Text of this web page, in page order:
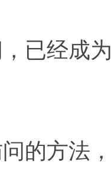
已经成为
的方法，